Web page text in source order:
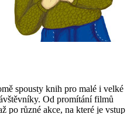
spousty knih pro malé i velké
Od promítání filmů
po různé akce, na které je vstup